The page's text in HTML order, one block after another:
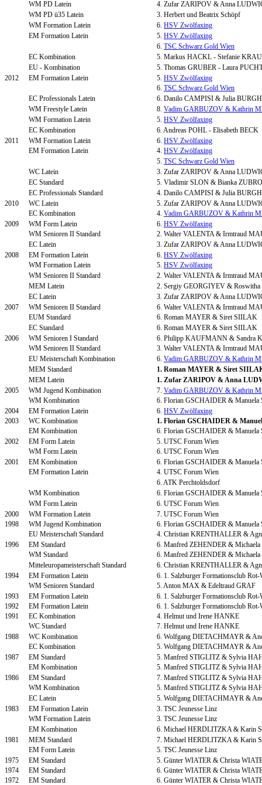
WM PD Latein
4. Zufar ZARIPOV & Anna
WM PD ü35 Latein
3. Herbert und Beatrix Schöpf
WM Formation Latein
6. HSV Zwölfaxing
EM Formation Latein
5. HSV Zwölfaxing
6. TSC Schwarz Gold Wien
EC Kombination
5. Markus HACKL - Stefanie
EU - Kombination
5. Thomas GRUBER - Laura
2012
EM Formation Latein 5. HSV Zwölfaxing
6. TSC Schwarz Gold Wien
EC Professionals Latein
6. Danilo CAMPISI & Julia
WM Freestyle Latein
8. Vadim GARBUZOV & Kathrin
WM Formation Latein
5. HSV Zwölfaxing
EC Kombination
6. Andreas POHL - Elisabeth BECK
2011
WM Formation Latein 6. HSV Zwölfaxing
EM Formation Latein
4. HSV Zwölfaxing
5. TSC Schwarz Gold Wien
WC Latein
3. Zufar ZARIPOV & Anna
EC Standard
5. Vladimir SLON & Bianka
EC Professionals Standard
4. Danilo CAMPISI & Julia
2010
WC Latein
5. Zufar ZARIPOV & Anna
EC Kombination
4. Vadim GARBUZOV & Kathrin
2009
WM Form Latein 6. HSV Zwölfaxing
WM Senioren II Standard
2. Walter VALENTA & Irmtraud
EC Latein
3. Zufar ZARIPOV & Anna
2008
EM Formation Latein 6. HSV Zwölfaxing
WM Formation Latein
5. HSV Zwölfaxing
WM Senioren II Standard
2. Walter VALENTA & Irmtraud
MEM Latein
2. Sergiy GEORGIYEV &
EC Latein
3. Zufar ZARIPOV & Anna
2007
WM Senioren II Standard
6. Walter VALENTA & Irmtraud
EUM Standard
6. Roman MAYER & Siret SIILAK
EC Standard
6. Roman MAYER & Siret SIILAK
2006
WM Senioren I Standard
6. Philipp KAUFMANN & Sandra
WM Senioren II Standard
3. Walter VALENTA & Irmtraud
EU Meisterschaft Kombination
6. Vadim GARBUZOV & Kathrin
MEM Standard
1. Roman MAYER & Siret
MEM Latein
1. Zufar ZARIPOV & Anna
2005
WM Jugend Kombination 7. Vadim GARBUZOV & Kathrin
WM Kombination
6. Florian GSCHAIDER & Manuela
2004
EM Formation Latein 6. HSV Zwölfaxing
2003
WC Kombination
1. Florian GSCHAIDER &
EM Kombination
6. Florian GSCHAIDER & Manuela
2002
EM Form Latein
5. UTSC Forum Wien
WM Form Latein
6. UTSC Forum Wien
2001
EM Kombination
6. Florian GSCHAIDER & Manuela
EM Formation Latein
4. UTSC Forum Wien
6. ATK Perchtoldsdorf
WM Kombination
6. Florian GSCHAIDER & Manuela
WM Form Latein
6. UTSC Forum Wien
2000
WM Formation Latein
7. UTSC Forum Wien
1998
WM Jugend Kombination
6. Florian GSCHAIDER & Manuela
EU Meisterschaft Standard
4. Christian KRENTHALLER &
1996
EM Standard
6. Manfred ZEHENDER &
WM Standard
6. Manfred ZEHENDER &
Mitteleuropameisterschaft Standard
6. Christian KRENTHALLER &
1994
EM Formation Latein
6. 1. Salzburger Formationsclub Rot-
WM Senioren Standard
5. Anton MAX & Edeltraud GRAF
1993
EM Formation Latein
6. 1. Salzburger Formationsclub Rot-
1992
EM Formation Latein
6. 1. Salzburger Formationsclub Rot-
1991
EC Kombination
4. Helmut und Irene HANKE
WC Standard
7. Helmut und Irene HANKE
1988
WC Kombination
6. Wolfgang DIETACHMAYR &
EC Kombination
5. Wolfgang DIETACHMAYR &
1987
EM Standard
5. Manfred STIGLITZ & Sylvia
EM Kombination
5. Manfred STIGLITZ & Sylvia
1986
EM Standard
7. Manfred STIGLITZ & Sylvia
WM Kombination
5. Manfred STIGLITZ & Sylvia
EC Latein
5. Wolfgang DIETACHMAYR &
1983
EM Formation Latein
3. TSC Jeunesse Linz
WM Formation Latein
3. TSC Jeunesse Linz
EM Kombination
6. Michael HERDLITZKA & Karin
1981
MEM Standard
7. Michael HERDLITZKA & Karin
EM Form Latein
5. TSC Jeunesse Linz
1975
EM Standard
5. Günter WIATER & Christa
1974
EM Standard
6. Günter WIATER & Christa
1972
EM Standard
6. Günter WIATER & Christa